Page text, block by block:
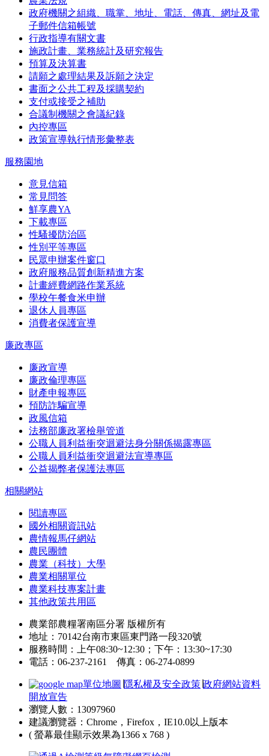
政府機關之組織、職掌、地址、電話、傳真、網址及電
子郵件信箱帳號
行政指導有關文書
施政計畫、業務統計及研究報告
預算及決算書
請願之處理結果及訴願之決定
書面之公共工程及採購契約
支付或接受之補助
合議制機關之會議紀錄
內控專區
政策宣導執行情形彙整表
服務園地
意見信箱
常見問答
鮮享農YA
下載專區
性騷擾防治區
性別平等專區
民眾申辦案件窗口
政府服務品質創新精進方案
計畫經費網路作業系統
學校午餐食米申辦
退休人員專區
消費者保護宣導
廉政專區
廉政宣導
廉政倫理專區
財產申報專區
預防詐騙宣導
政風信箱
法務部廉政署檢舉管道
公職人員利益衝突迴避法身分關係揭露專區
公職人員利益衝突迴避法宣導專區
公益揭弊者保護法專區
相關網站
閱讀專區
國外相關資訊站
農情報馬仔網站
農民團體
農業（科技）大學
農業相關單位
農業科技專案計畫
其他政策共用區
農業部農糧署南區分署 版權所有
地址：70142台南市東區東門路一段320號
服務時間：上午08:30~12:30；下午：13:30~17:30
電話：06-237-2161 傳真：06-274-0899
單位地圖 隱私權及安全政策 政府網站資料
開放宣告
瀏覽人數：13097960
建議瀏覽器：Chrome，Firefox，IE10.0以上版本
( 螢幕最佳顯示效果為1366 x 768 )